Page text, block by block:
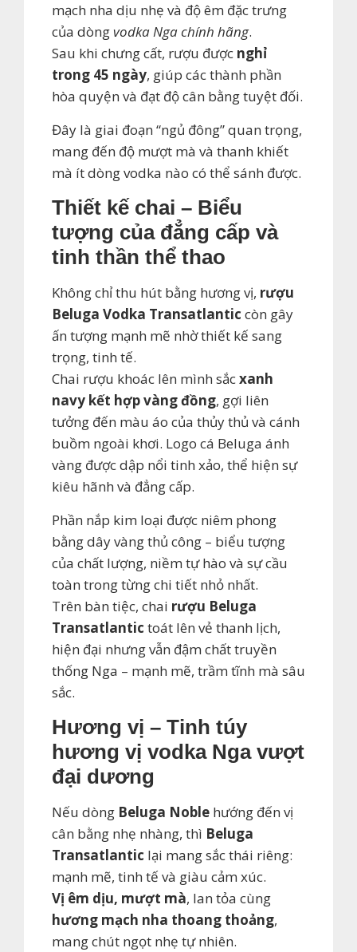
mạch nha dịu nhẹ và độ êm đặc trưng
của dòngvodka Nga chính hãng.
Sau khi chưng cất, rượu được nghỉ
trong 45 ngày, giúp các thành phần
hòa quyện và đạt độ cân bằng tuyệt đối.
Đây là giai đoạn “ngủ đông” quan trọng,
mang đến độ mượt mà và thanh khiết
mà ít dòng vodka nào có thể sánh được.
Thiết kế chai – Biểu
tượng của đẳng cấp và
tinh thần thể thao
Không chỉ thu hút bằng hương vị, rượu
Beluga Vodka Transatlantic còn gây
ấn tượng mạnh mẽ nhờ thiết kế sang
trọng, tinh tế.
Chai rượu khoác lên mình sắcxanh
navy kết hợp vàng đồng, gợi liên
tưởng đến màu áo của thủy thủ và cánh
buồm ngoài khơi. Logo cá Beluga ánh
vàng được dập nổi tinh xảo, thể hiện sự
kiêu hãnh và đẳng cấp.
Phần nắp kim loại được niêm phong
bằng dây vàng thủ công – biểu tượng
của chất lượng, niềm tự hào và sự cầu
toàn trong từng chi tiết nhỏ nhất.
Trên bàn tiệc, chai rượu Beluga
Transatlantic toát lên vẻ thanh lịch,
hiện đại nhưng vẫn đậm chất truyền
thống Nga – mạnh mẽ, trầm tĩnh mà sâu
sắc.
Hương vị – Tinh túy
hương vị vodka Nga vượt
đại dương
Nếu dòng Beluga Noble hướng đến vị
cân bằng nhẹ nhàng, thì Beluga
Transatlantic lại mang sắc thái riêng:
mạnh mẽ, tinh tế và giàu cảm xúc.
Vị êm dịu, mượt mà, lan tỏa cùng
hương mạch nha thoang thoảng,
mang chút ngọt nhẹ tự nhiên.